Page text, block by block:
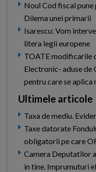
Noul Cod fiscal pune
Dilema unei primarii
Isarescu: Vom
litera legii europene
TOATE modificarile
Electronic- aduse
pentru care se aplica
Ultimele articole
Taxa de mediu.
Taxe datorate
obligatorii pe care
Camera Deputatilor
in tine. Imprumuturi